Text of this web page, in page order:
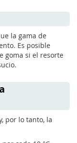
la gama de
Es posible
goma si el resorte
por lo tanto, la